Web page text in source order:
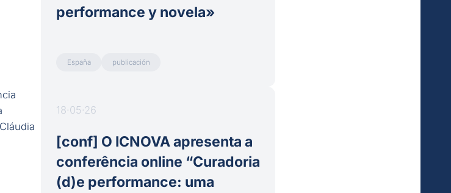
performance y novela»
España publicación
18·05·26
[conf] O ICNOVA apresenta a
conferência online “Curadoria
(d)e performance: uma